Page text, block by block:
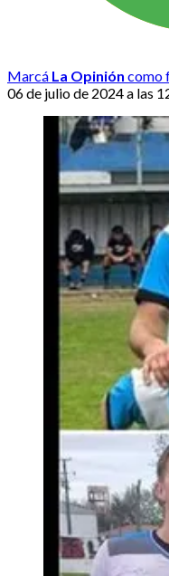
Marcá La Opinión como
06 de julio de 2024 a las